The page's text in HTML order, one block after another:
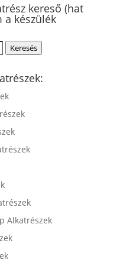
kereső (hat
a készülék
Keresés
Alkatrészek